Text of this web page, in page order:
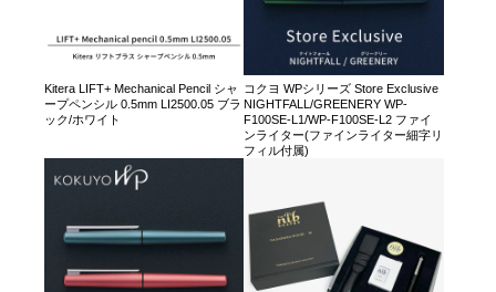
Kitera LIFT+ Mechanical Pencil シャ
ープペンシル 0.5mm LI2500.05 ブラ
ック/ホワイト
コクヨ WPシリーズ Store Exclusive
NIGHTFALL/GREENERY WP-
F100SE-L1/WP-F100SE-L2 ファイ
ンライター(ファインライター細字リ
フィル付属)